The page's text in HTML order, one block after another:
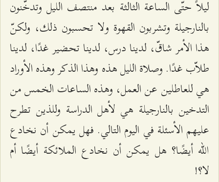
ليلاً حتّى الساعة الثالثة بعد منتصف الليل وتدخّنون
بالنارجيلة وتشربون القهوة ولا تحسبون ذلك، ولكنّ
هذا الأمر شاقّ، لدينا درس، لدينا تحضير غدًا، لدينا
طلاّب غدًا. وصلاة الليل هذه وهذا الذكر وهذه الأوراد
هي للعاطلين عن العمل، وهذه الساعات الخمس من
التدخين بالنارجيلة هي لأهل الدراسة وللذين تطرح
عليهم الأسئلة في اليوم التالي. فهل يمكن أن نخادع
الله أيضًا؟ هل يمكن أن نخادع الملائكة أيضًا أم
لا؟!